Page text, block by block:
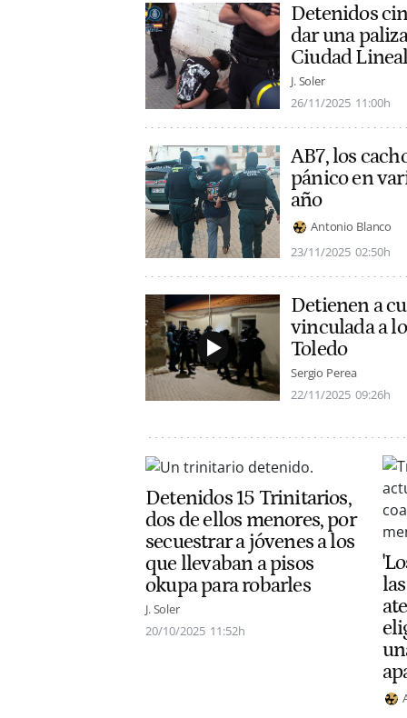
Detenidos
dar una
Ciudad
J. Soler
26/11/2025 11:00h
AB7, los
pánico en
año
Antonio Blanco
23/11/2025 02:50h
Detienen a
vinculada a
Toledo
Sergio Perea
22/11/2025 09:26h
Detenidos 15 Trinitarios,
dos de ellos menores, por
secuestrar a jóvenes a los
que llevaban a pisos
okupa para robarles
J. Soler
20/10/2025 11:52h